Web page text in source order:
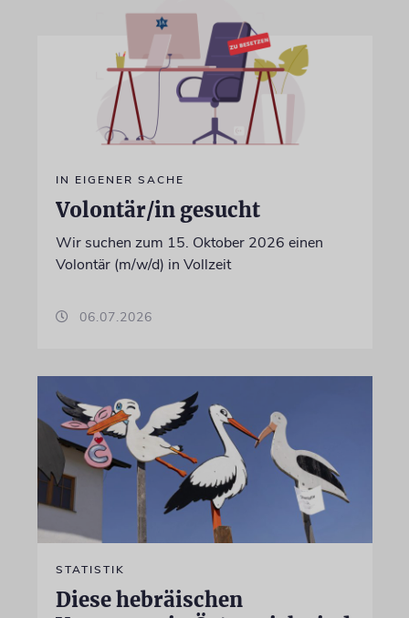
IN EIGENER SACHE
Volontär/in gesucht
Wir suchen zum 15. Oktober 2026 einen
Volontär (m/w/d) in Vollzeit
06.07.2026
STATISTIK
Diese hebräischen